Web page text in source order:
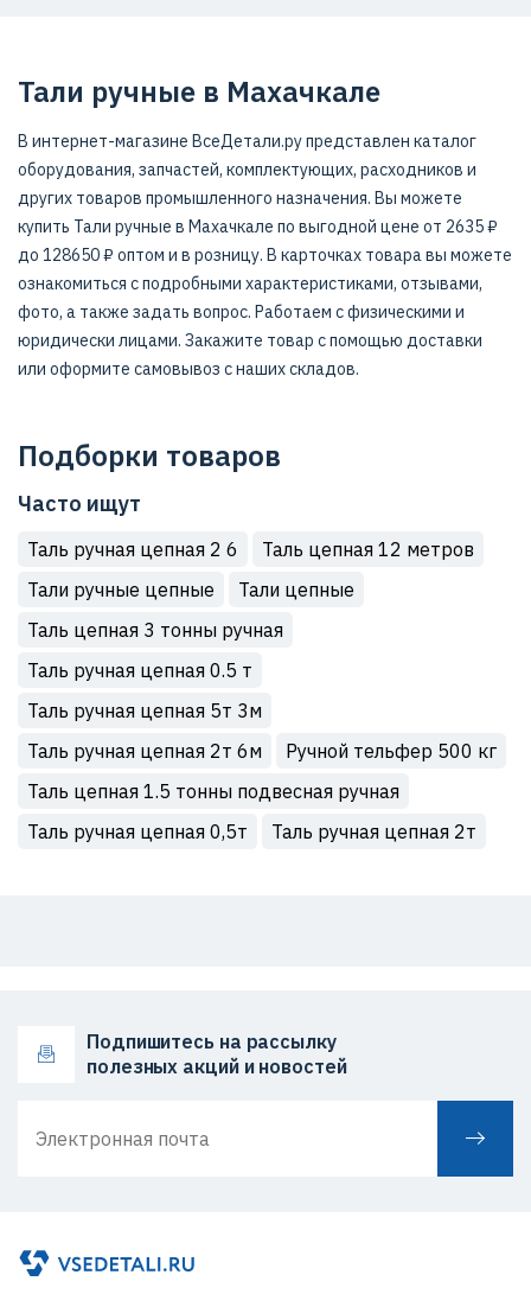
Тали ручные в Махачкале
В интернет-магазине ВсеДетали.ру представлен каталог
оборудования, запчастей, комплектующих, расходников и
других товаров промышленного назначения. Вы можете
купить Тали ручные в Махачкале по выгодной цене от 2635 ₽
до 128650 ₽ оптом и в розницу. В карточках товара вы можете
ознакомиться с подробными характеристиками, отзывами,
фото, а также задать вопрос. Работаем с физическими и
юридически лицами. Закажите товар с помощью доставки
или оформите самовывоз с наших складов.
Подборки товаров
Часто ищут
Таль ручная цепная 2 6
Таль цепная 12 метров
Тали ручные цепные
Тали цепные
Таль цепная 3 тонны ручная
Таль ручная цепная 0.5 т
Таль ручная цепная 5т 3м
Таль ручная цепная 2т 6м
Ручной тельфер 500 кг
Таль цепная 1.5 тонны подвесная ручная
Таль ручная цепная 0,5т
Таль ручная цепная 2т
Подпишитесь на рассылку
полезных акций и новостей